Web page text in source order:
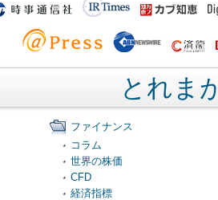
とれま
ファイナンス
コラム
世界の株価
CFD
経済指標